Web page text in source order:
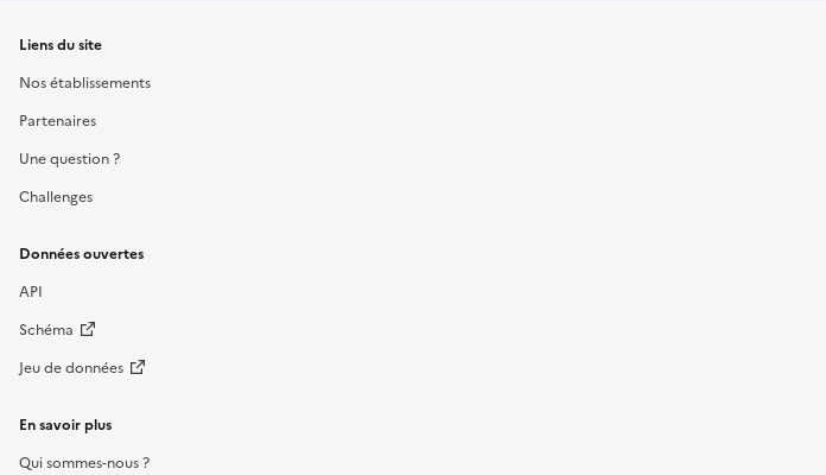
Liens du site
Nos établissements
Partenaires
Une question ?
Challenges
Données ouvertes
API
Schéma
Jeu de données
En savoir plus
Qui sommes-nous ?